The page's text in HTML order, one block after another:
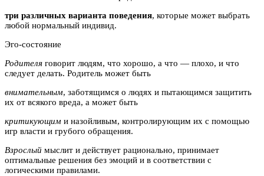
три различных варианта поведения, которые может выбрать
любой нормальный индивид.
Эго-состояние
Родителя говорит людям, что хорошо, а что — плохо, и что
следует делать. Родитель может быть
внимательным, заботящимся о людях и пытающимся защитить
их от всякого вреда, а может быть
критикующим и назойливым, контролирующим их с помощью
игр власти и грубого обращения.
Взрослый мыслит и действует рационально, принимает
оптимальные решения без эмоций и в соответствии с
логическими правилами.